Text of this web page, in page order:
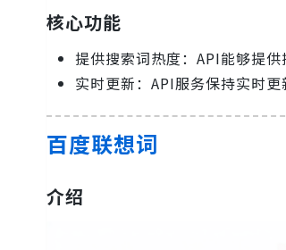
核心功能
提供搜索词热度：API能够提
实时更新：API服务保持实时
百度联想词
介绍